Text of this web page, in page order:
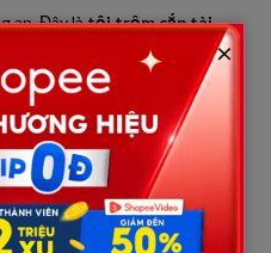
an. Đây làtội trộm cắp tài
nhà im phăng phắc. Rồibão
tôi vào phòng riêng. Hai người
loáng thoáng câu “ly hôn
×